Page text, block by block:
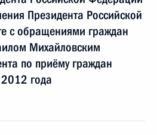
Президента Российской
с обращениями граждан
Михайловским
по приёму граждан
года